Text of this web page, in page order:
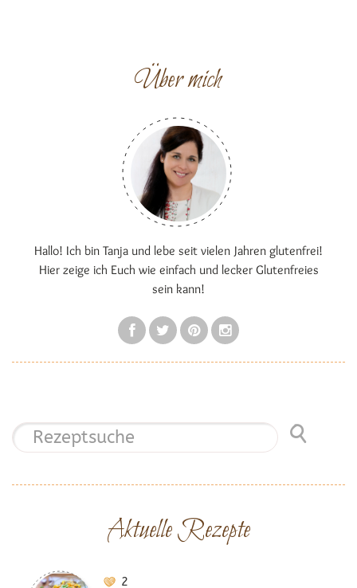
Über mich
Hallo! Ich bin Tanja und lebe seit vielen Jahren glutenfrei!
Hier zeige ich Euch wie einfach und lecker Glutenfreies
sein kann!
Aktuelle Rezepte
2